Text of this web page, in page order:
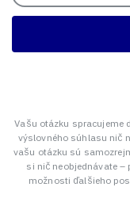
Vašu otázku spracujeme
výslovného súhlasu nič
vašu otázku sú
si nič neobjednávate –
možnosti ďalšieho